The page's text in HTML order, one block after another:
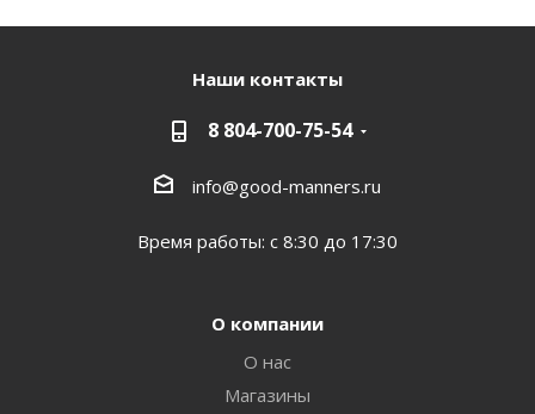
Наши контакты
8 804-700-75-54
info@good-manners.ru
Время работы: с 8:30 до 17:30
О компании
О нас
Магазины